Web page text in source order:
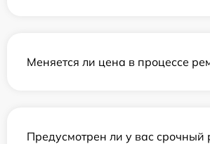
Меняется ли цена в процессе
Предусмотрен ли у вас срочный